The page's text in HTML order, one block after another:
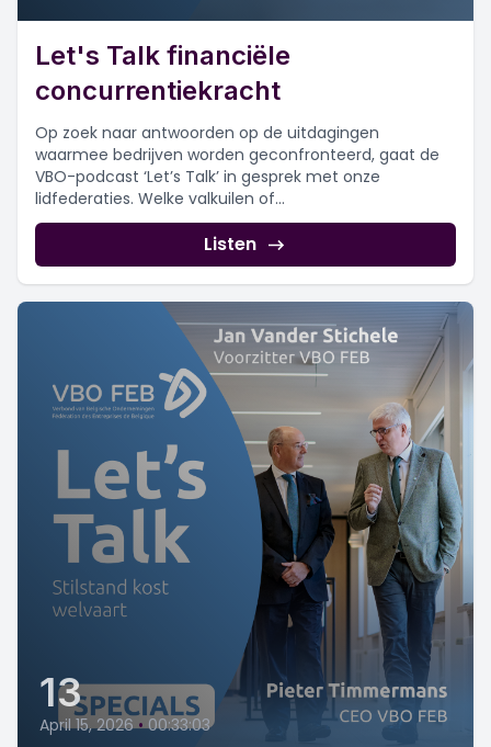
Let's Talk financiële
concurrentiekracht
Op zoek naar antwoorden op de uitdagingen
waarmee bedrijven worden geconfronteerd, gaat de
VBO-podcast ‘Let’s Talk’ in gesprek met onze
lidfederaties. Welke valkuilen of...
Listen
13
April 15, 2026 • 00:33:03